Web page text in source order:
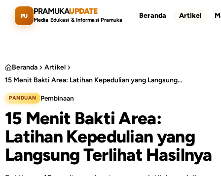
Lewati ke konten utama
PU PRAMUKAUPDATE
Media Edukasi & Informasi Pramuka
Beranda Artikel
Cari artikel
Beranda
Artikel
15 Menit Bakti Area: Latihan Kepedulian yang Langsung Terlihat Hasilnya
PANDUAN Pembinaan
15 Menit Bakti Area:
Latihan Kepedulian yang
Langsung Terlihat Hasilnya